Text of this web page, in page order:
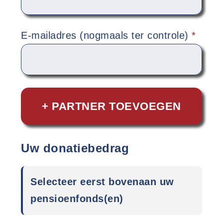
E-mailadres (nogmaals ter controle)*
+ PARTNER TOEVOEGEN
Uw donatiebedrag
Selecteer eerst bovenaan uw
pensioenfonds(en)